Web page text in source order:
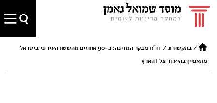
/בתקשורת /
דו"ח מבקר המדינה: כ–90 אחוזים מהשטח העירוני בישראל
מתאפיין בהיעדר צל | הארץ